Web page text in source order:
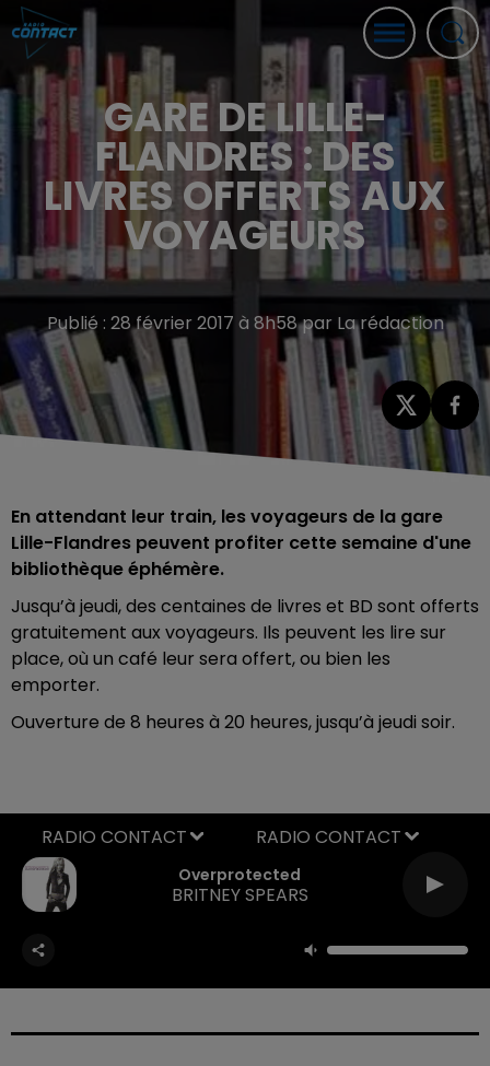
GARE DE LILLE-
FLANDRES : DES
LIVRES OFFERTS AUX
VOYAGEURS
Publié : 28 février 2017 à 8h58 par La rédaction
En attendant leur train, les voyageurs de la gare
Lille-Flandres peuvent profiter cette semaine d'une
bibliothèque éphémère.
Jusqu’à jeudi, des centaines de livres et BD sont offerts
gratuitement aux voyageurs. Ils peuvent les lire sur
place, où un café leur sera offert, ou bien les
emporter.
Ouverture de 8 heures à 20 heures, jusqu’à jeudi soir.
Overprotected
BRITNEY SPEARS
RADIO CONTACT